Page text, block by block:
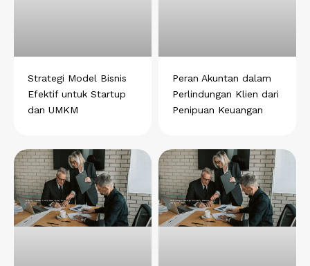
Strategi Model Bisnis
Efektif untuk Startup
dan UMKM
Peran Akuntan dalam
Perlindungan Klien dari
Penipuan Keuangan